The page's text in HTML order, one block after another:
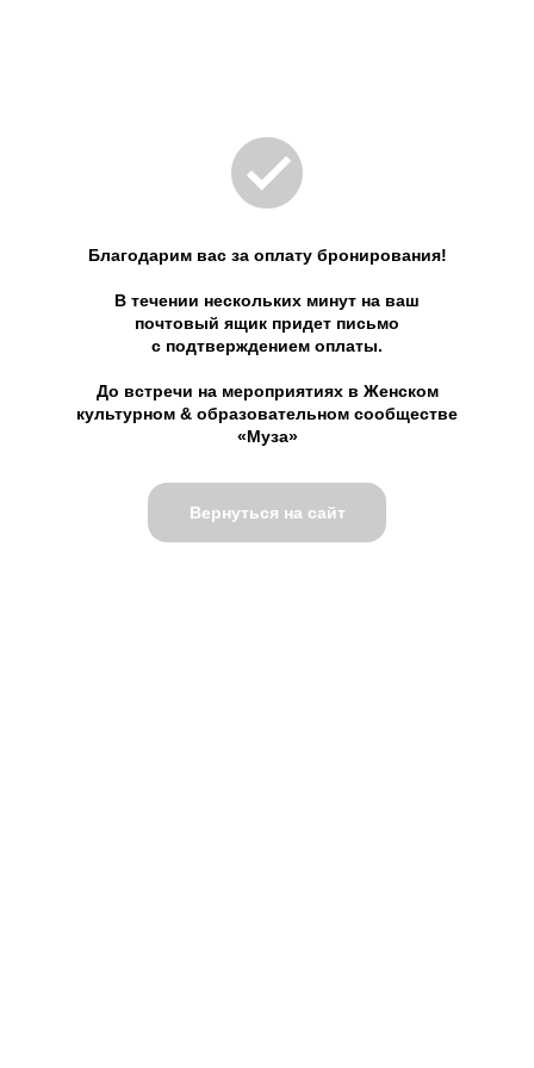
Благодарим вас за оплату бронирования!
В течении нескольких минут на ваш
почтовый ящик придет письмо
с подтверждением оплаты.
До встречи на мероприятиях в Женском
культурном & образовательном сообществе
«Муза»
Вернуться на сайт